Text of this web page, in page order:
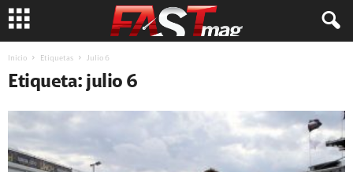
Inicio Etiquetas Julio 6
Etiqueta: julio 6